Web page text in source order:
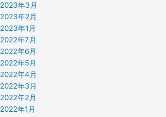
2023年3月
2023年2月
2023年1月
2022年7月
2022年6月
2022年5月
2022年4月
2022年3月
2022年2月
2022年1月